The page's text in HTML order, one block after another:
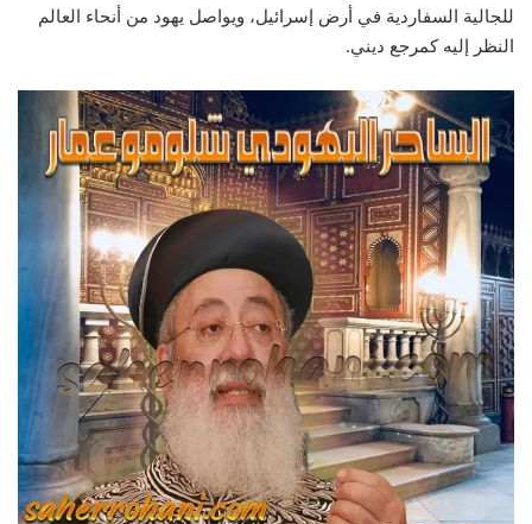
للجالية السفاردية في أرض إسرائيل، ويواصل يهود من أنحاء العالم
النظر إليه كمرجع ديني.